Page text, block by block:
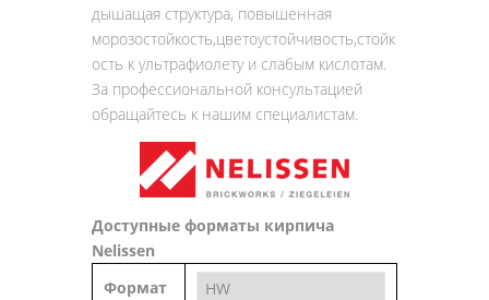
дышащая структура, повышенная
морозостойкость,цветоустойчивость,стойк
ость к ультрафиолету и слабым кислотам.
За профессиональной консультацией
обращайтесь к нашим специалистам.
Доступные форматы кирпича
Nelissen
Формат